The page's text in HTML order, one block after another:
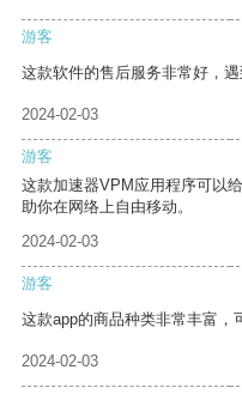
游客
这款软件的售后服务非常好，遇
2024-02-03
游客
这款加速器VPM应用程序可以
助你在网络上自由移动。
2024-02-03
游客
这款app的商品种类非常丰富，
2024-02-03